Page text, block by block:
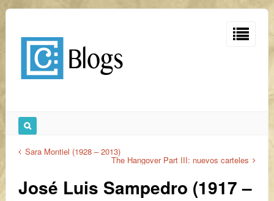
Sara Montiel (1928 – 2013)
The Hangover Part III: nuevos carteles
José Luis Sampedro (1917 –